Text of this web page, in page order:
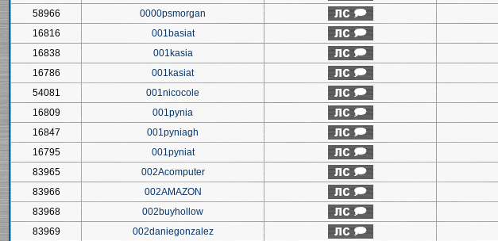
58966
0000psmorgan
16816
001basiat
16838
001kasia
16786
001kasiat
54081
001nicocole
16809
001pynia
16847
001pyniagh
16795
001pyniat
83965
002Acomputer
83966
002AMAZON
83968
002buyhollow
83969
002daniegonzalez